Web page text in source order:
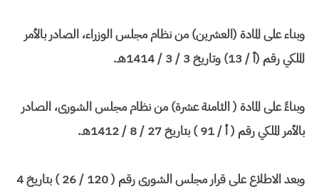
وبناء على المادة (العشرين) من نظام مجلس الوزراء، الصادر بالأمر
الملكي رقم (أ / 13) وتاريخ 3 / 3 / 1414هـ.
وبناءً على المادة ( الثامنة عشرة) من نظام مجلس الشورى، الصادر
بالأمر الملكي رقم ( أ / 91 ) بتاريخ 27 / 8 / 1412هـ.
وبعد الاطلاع على قرار مجلس الشورى رقم ( 120 / 26 ) بتاريخ 4